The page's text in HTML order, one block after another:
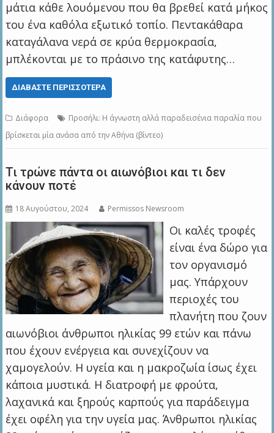
μάτια κάθε λουόμενου που θα βρεθεί κατά μήκος
του ένα καθόλα εξωτικό τοπίο. Πεντακάθαρα
καταγάλανα νερά σε κρύα θερμοκρασία,
μπλέκονται με το πράσινο της κατάφυτης…
ΔΙΑΒΆΣΤΕ ΠΕΡΙΣΣΌΤΕΡΑ
Διάφορα
Προσήλι: Η άγνωστη αλλά παραδεισένια παραλία που
βρίσκεται μία ανάσα από την Αθήνα (βίντεο)
Τι τρώνε πάντα οι αιωνόβιοι και τι δεν
κάνουν ποτέ
18 Αυγούστου, 2024 Permissos Newsroom
Οι καλές τροφές
είναι ένα δώρο για
τον οργανισμό
μας. Υπάρχουν
περιοχές του
πλανήτη που ζουν
αιωνόβιοι άνθρωποι ηλικίας 99 ετών και πάνω
που έχουν ενέργεια και συνεχίζουν να
χαμογελούν. Η υγεία και η μακροζωία ίσως έχει
κάποια μυστικά. Η διατροφή με φρούτα,
λαχανικά και ξηρούς καρπούς για παράδειγμα
έχει οφέλη για την υγεία μας. Άνθρωποι ηλικίας